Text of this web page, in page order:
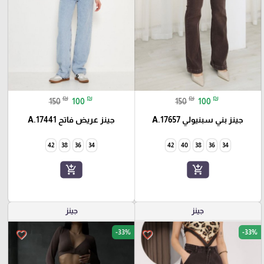
150 ₪ 100 ₪
جينز بني سبنيولي A.17657
34
36
38
40
42
add_shopping_cart
150 ₪ 100 ₪
جينز عريض فاتح A.17441
34
36
38
42
add_shopping_cart
جينز
favorite_border -33%
جينز
favorite_border -33%